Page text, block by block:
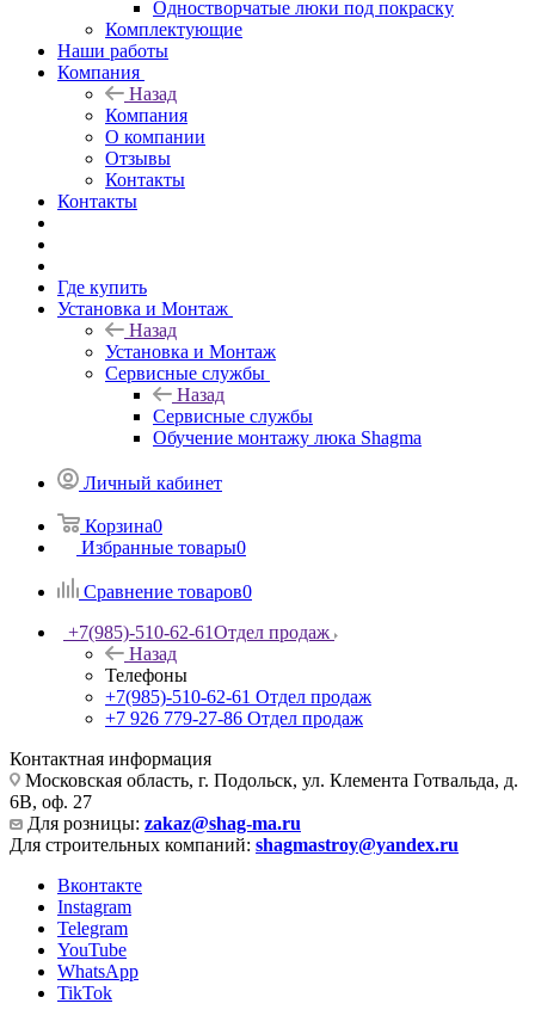
Одностворчатые люки под покраску
Комплектующие
Наши работы
Компания
Назад
Компания
О компании
Отзывы
Контакты
Контакты
Где купить
Установка и Монтаж
Назад
Установка и Монтаж
Сервисные службы
Назад
Сервисные службы
Обучение монтажу люка Shagma
Личный кабинет
Корзина0
Избранные товары0
Сравнение товаров0
+7(985)-510-62-61Отдел продаж
Назад
Телефоны
+7(985)-510-62-61 Отдел продаж
‪+7 926 779-27-86‬ Отдел продаж
Контактная информация
Московская область, г. Подольск, ул. Клемента Готвальда, д.
6В, оф. 27
Для розницы: zakaz@shag-ma.ru
Для строительных компаний: shagmastroy@yandex.ru
Вконтакте
Instagram
Telegram
YouTube
WhatsApp
TikTok